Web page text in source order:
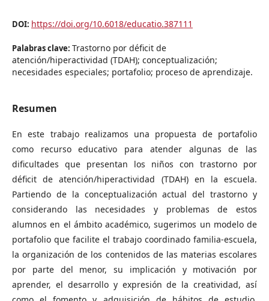
DOI: https://doi.org/10.6018/educatio.387111
Palabras clave: Trastorno por déficit de
atención/hiperactividad (TDAH); conceptualización;
necesidades especiales; portafolio; proceso de aprendizaje.
Resumen
En este trabajo realizamos una propuesta de portafolio
como recurso educativo para atender algunas de las
dificultades que presentan los niños con trastorno por
déficit de atención/hiperactividad (TDAH) en la escuela.
Partiendo de la conceptualización actual del trastorno y
considerando las necesidades y problemas de estos
alumnos en el ámbito académico, sugerimos un modelo de
portafolio que facilite el trabajo coordinado familia-escuela,
la organización de los contenidos de las materias escolares
por parte del menor, su implicación y motivación por
aprender, el desarrollo y expresión de la creatividad, así